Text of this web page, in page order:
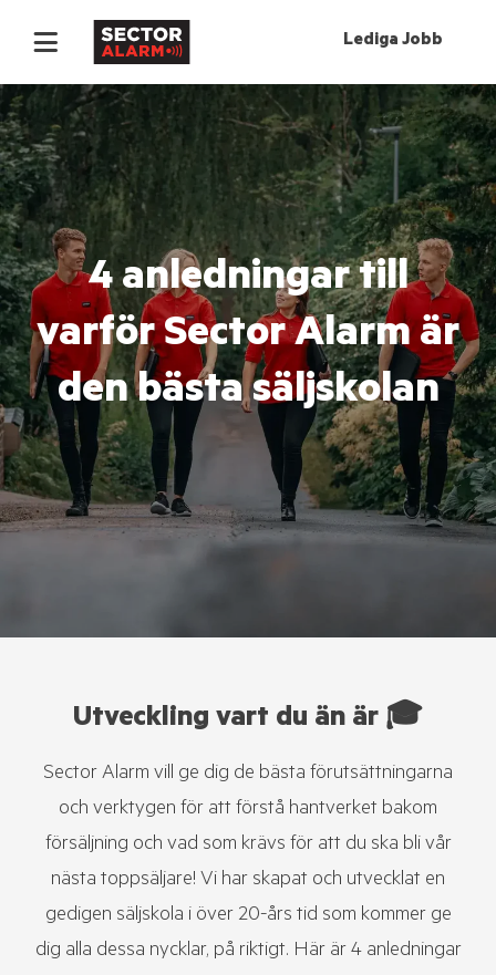
Lediga Jobb
4 anledningar till
varför Sector Alarm är
den bästa säljskolan
Utveckling vart du än är 🎓
Sector Alarm vill ge dig de bästa förutsättningarna
och verktygen för att förstå hantverket bakom
försäljning och vad som krävs för att du ska bli vår
nästa toppsäljare! Vi har skapat och utvecklat en
gedigen säljskola i över 20-års tid som kommer ge
dig alla dessa nycklar, på riktigt. Här är 4 anledningar